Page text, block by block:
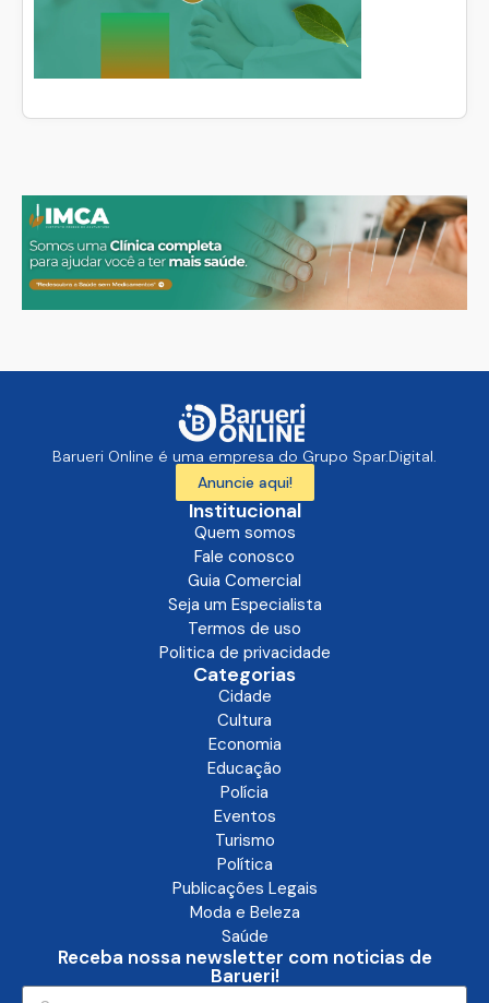
Barueri Online é uma empresa do Grupo Spar.Digital.
Anuncie aqui!
Institucional
Quem somos
Fale conosco
Guia Comercial
Seja um Especialista
Termos de uso
Politica de privacidade
Categorias
Cidade
Cultura
Economia
Educação
Polícia
Eventos
Turismo
Política
Publicações Legais
Moda e Beleza
Saúde
Receba nossa newsletter com noticias de
Barueri!